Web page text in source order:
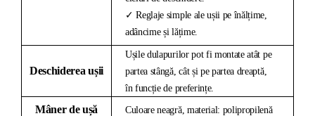
✓ Reglaje simple ale ușii pe înălțime,
adâncime și lățime.
Deschiderea ușii
Ușile dulapurilor pot fi montate atât pe
partea stângă, cât și pe partea dreaptă,
în funcție de preferințe.
Mâner de ușă Culoare neagră, material: polipropilenă